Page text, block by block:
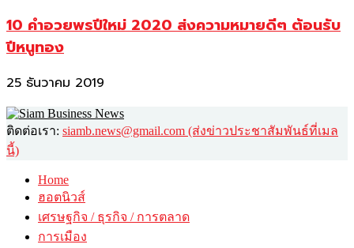
10 คำอวยพรปีใหม่ 2020 ส่งความหมายดีๆ ต้อนรับ
ปีหนูทอง
25 ธันวาคม 2019
ติดต่อเรา: siamb.news@gmail.com (ส่งข่าวประชาสัมพันธ์ที่เมล
นี้)
Home
ฮอตนิวส์
เศรษฐกิจ / ธุรกิจ / การตลาด
การเมือง